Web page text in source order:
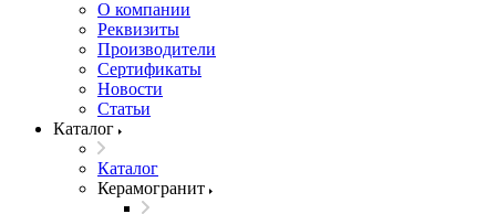
О компании
Реквизиты
Производители
Сертификаты
Новости
Статьи
Каталог
Каталог
Керамогранит